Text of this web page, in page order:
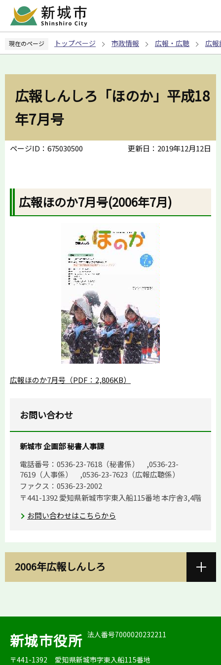
ペ
の
現在のページ トップページ 市政情報 広報・広聴 広報
広報しんしろ「ほのか」平成18
年7月号
ページID：675030500 更新日：2019年12月12日
広報ほのか7月号(2006年7月)
広報ほのか7月号（PDF：2,806KB）
お問い合わせ
新城市 企画部 秘書人事課
電話番号：0536-23-7618（秘書係） ,0536-23-
7619（人事係） ,0536-23-7623（広報広聴係）
ファクス：0536-23-2002
〒441-1392 愛知県新城市字東入船115番地 本庁舎3,4階
お問い合わせはこちらから
2006年広報しんしろ
新城市役所 法人番号7000020232211
〒441-1392 愛知県新城市字東入船115番地